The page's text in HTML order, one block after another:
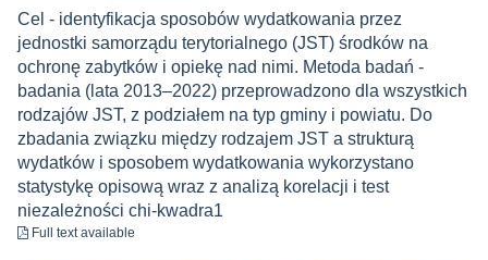
Cel - identyfikacja sposobów wydatkowania przez
jednostki samorządu terytorialnego (JST) środków na
ochronę zabytków i opiekę nad nimi. Metoda badań -
badania (lata 2013–2022) przeprowadzono dla wszystkich
rodzajów JST, z podziałem na typ gminy i powiatu. Do
zbadania związku między rodzajem JST a strukturą
wydatków i sposobem wydatkowania wykorzystano
statystykę opisową wraz z analizą korelacji i test
niezależności chi-kwadra1
Full text available